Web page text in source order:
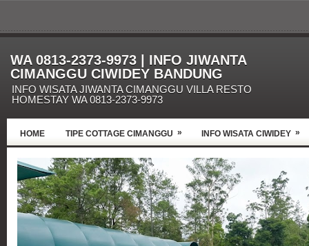
WA 0813-2373-9973 | INFO JIWANTA
CIMANGGU CIWIDEY BANDUNG
INFO WISATA JIWANTA CIMANGGU VILLA RESTO
HOMESTAY WA 0813-2373-9973
HOME TIPE COTTAGE CIMANGGU » INFO WISATA CIWIDEY »